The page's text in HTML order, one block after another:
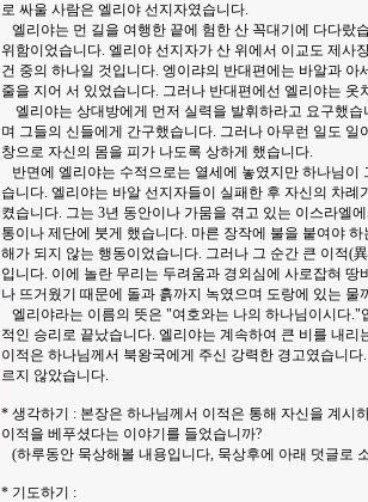
로 싸울 사람은 엘리야 선지자였습니다.
엘리야는 먼 길을 여행한 끝에 험한 산 꼭대기에 다다랐
위함이었습니다. 엘리야 선지자가 산 위에서 이교도 제사
건 중의 하나일 것입니다. 엥이랴의 반대편에는 바알과 아
줄을 지어 서 있었습니다. 그러나 반대편에선 엘리야는
엘리야는 상대방에게 먼저 실력을 발휘하라고 요구했
며 그들의 신들에게 간구했습니다. 그러나 아무런 일도
창으로 자신의 몸을 피가 나도록 상하게 했습니다.
반면에 엘리야는 수적으로는 열세에 놓였지만 하나님이
습니다. 엘리야는 바알 선지자들이 실패한 후 자신의 차례
켰습니다. 그는 3년 동안이나 가뭄을 겪고 있는 이스라엘
통이나 제단에 붓게 했습니다. 마른 장작에 불을 붙여야
해가 되지 않는 행동이었습니다. 그러나 그 순간 큰 이적(
입니다. 이에 놀란 무리는 두려움과 경외심에 사로잡혀
나 뜨거웠기 때문에 돌과 흙까지 녹였으며 도랑에 있는 물
엘리야라는 이름의 뜻은 "여호와는 나의 하나님이시다."
적인 승리로 끝났습니다. 엘리야는 계속하여 큰 비를 내
이적은 하나님께서 북왕국에게 주신 강력한 경고였습니
르지 않았습니다.
* 생각하기 : 본장은 하나님께서 이적은 통해 자신을 계시
이적을 베푸셨다는 이야기를 들었습니까?
(하루동안 묵상해볼 내용입니다, 묵상후에 아래 덧글로
* 기도하기 :